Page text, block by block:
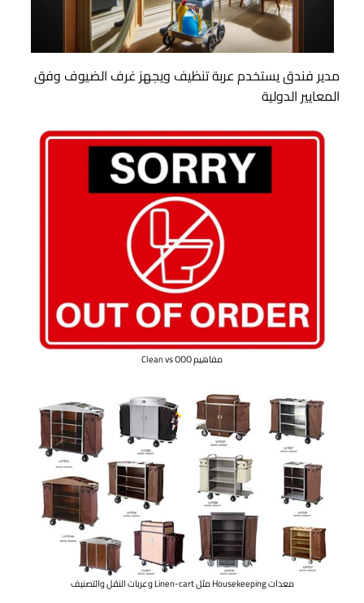
مدير فندق يستخدم عربة تنظيف ويجهز غرف الضيوف وفق
المعايير الدولية
مفاهيم Clean vs OOO
معدات Housekeeping مثل Linen-cart وعربات النقل والتصنيف